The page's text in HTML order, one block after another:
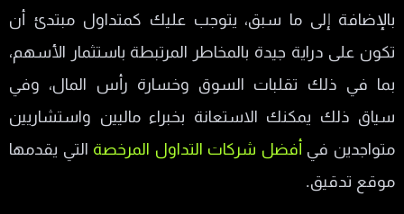
بالإضافة إلى ما سبق، يتوجب عليك كمتداول مبتدئ أن
تكون على دراية جيدة بالمخاطر المرتبطة باستثمار الأسهم،
بما في ذلك تقلبات السوق وخسارة رأس المال، وفي
سياق ذلك يمكنك الاستعانة بخبراء ماليين واستشاريين
متواجدين في أفضل شركات التداول المرخصة التي يقدمها
موقع تدقيق.